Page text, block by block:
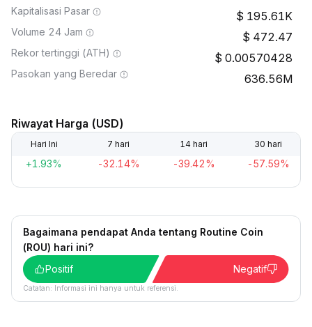
Kapitalisasi Pasar 195.61K
Volume 24 Jam 472.47
Rekor tertinggi (ATH) 0.00570428
Pasokan yang Beredar 636.56M
Riwayat Harga (USD)
Hari Ini 7 hari 14 hari 30 hari
+1.93% -32.14% -39.42% -57.59%
Bagaimana pendapat Anda tentang Routine Coin
(ROU) hari ini?
Positif
Negatif
Catatan: Informasi ini hanya untuk referensi.